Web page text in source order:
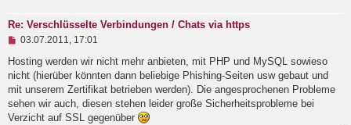
Re: Verschlüsselte Verbindungen / Chats via https
U
g
e
l
e
s
e
03.07.2011, 17:01
Hosting werden wir nicht mehr anbieten, mit PHP und MySQL sowieso
nicht (hierüber könnten dann beliebige Phishing-Seiten usw gebaut und
mit unserem Zertifikat betrieben werden). Die angesprochenen Probleme
sehen wir auch, diesen stehen leider große Sicherheitsprobleme bei
Verzicht auf SSL gegenüber